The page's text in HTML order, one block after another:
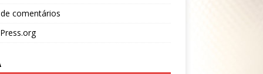
comentários